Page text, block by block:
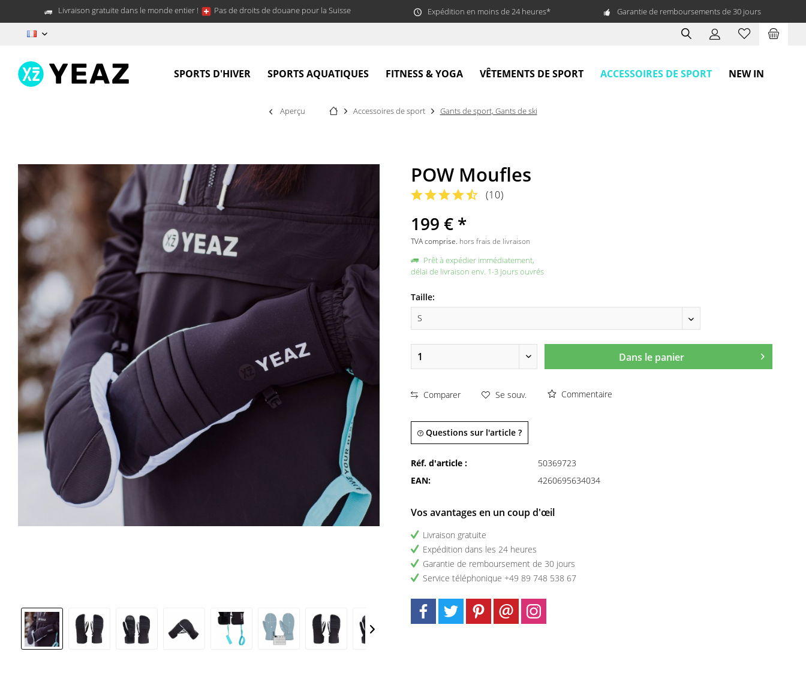
Livraison gratuite dans le monde entier ! Pas de droits de douane pour la Suisse Expédition en moins de 24 heures* Garantie de remboursements de 30 jours
SPORTS D'HIVER SPORTS AQUATIQUES FITNESS & YOGA VÊTEMENTS DE SPORT ACCESSOIRES DE SPORT NEW IN
Aperçu Accessoires de sport Gants de sport, Gants de ski
POW Moufles
(10)
199 € *
TVA comprise. hors frais de livraison
Prêt à expédier immédiatement,
délai de livraison env. 1-3 jours ouvrés
Taille:
Dans le panier
Comparer Se souv. Commentaire
Questions sur l'article ?
Réf. d'article :
50369723
EAN:
4260695634034
Vos avantages en un coup d'œil
Livraison gratuite
Expédition dans les 24 heures
Garantie de remboursement de 30 jours
Service téléphonique +49 89 748 538 67